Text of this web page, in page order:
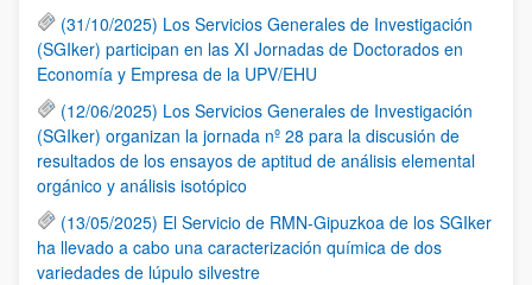
(31/10/2025) Los Servicios Generales de Investigación
(SGIker) participan en las XI Jornadas de Doctorados en
Economía y Empresa de la UPV/EHU
(12/06/2025) Los Servicios Generales de Investigación
(SGIker) organizan la jornada nº 28 para la discusión de
resultados de los ensayos de aptitud de análisis elemental
orgánico y análisis isotópico
(13/05/2025) El Servicio de RMN-Gipuzkoa de los SGIker
ha llevado a cabo una caracterización química de dos
variedades de lúpulo silvestre